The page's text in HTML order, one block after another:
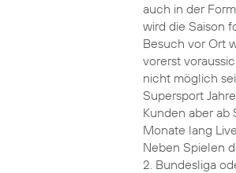
auch in der
wird die Saison
Besuch vor Ort
vorerst
nicht möglich
Supersport
Kunden aber ab
Monate lang
Neben Spielen
2. Bundesliga